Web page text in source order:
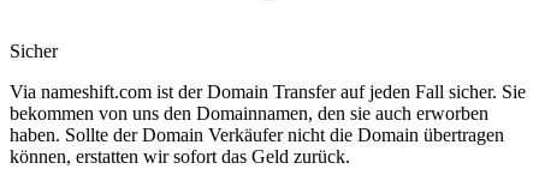
Sicher
Via nameshift.com ist der Domain Transfer auf jeden Fall sicher. Sie
bekommen von uns den Domainnamen, den sie auch erworben
haben. Sollte der Domain Verkäufer nicht die Domain übertragen
können, erstatten wir sofort das Geld zurück.